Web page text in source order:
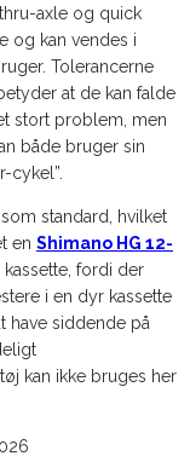
axle og quick
og kan vendes i
Tolerancerne
at de kan falde
stort problem, men
både bruger sin
cykel”.
som standard, hvilket
en Shimano HG 12-
fordi der
i en dyr kassette
have siddende på
kan ikke bruges her